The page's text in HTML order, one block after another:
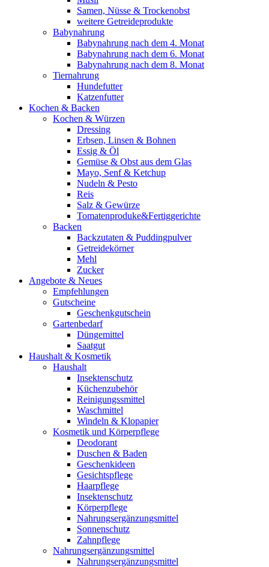
Samen, Nüsse & Trockenobst
weitere Getreideprodukte
Babynahrung
Babynahrung nach dem 4. Monat
Babynahrung nach dem 6. Monat
Babynahrung nach dem 8. Monat
Tiernahrung
Hundefutter
Katzenfutter
Kochen & Backen
Kochen & Würzen
Dressing
Erbsen, Linsen & Bohnen
Essig & Öl
Gemüse & Obst aus dem Glas
Mayo, Senf & Ketchup
Nudeln & Pesto
Reis
Salz & Gewürze
Tomatenproduke&Fertiggerichte
Backen
Backzutaten & Puddingpulver
Getreidekörner
Mehl
Zucker
Angebote & Neues
Empfehlungen
Gutscheine
Geschenkgutschein
Gartenbedarf
Düngemittel
Saatgut
Haushalt & Kosmetik
Haushalt
Insektenschutz
Küchenzubehör
Reinigungssmittel
Waschmittel
Windeln & Klopapier
Kosmetik und Körperpflege
Deodorant
Duschen & Baden
Geschenkideen
Gesichtspflege
Haarpflege
Insektenschutz
Körperpflege
Nahrungsergänzungsmittel
Sonnenschutz
Zahnpflege
Nahrungsergänzungsmittel
Nahrungsergänzungsmittel